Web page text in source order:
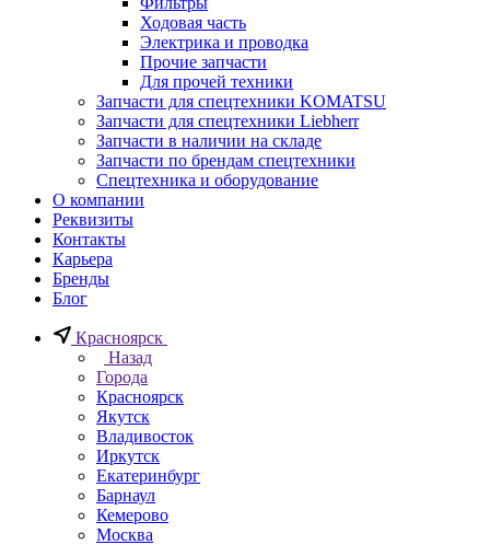
Ходовая часть
Электрика и проводка
Прочие запчасти
Для прочей техники
Запчасти для спецтехники KOMATSU
Запчасти для спецтехники Liebherr
Запчасти в наличии на складе
Запчасти по брендам спецтехники
Спецтехника и оборудование
О компании
Реквизиты
Контакты
Карьера
Бренды
Блог
Красноярск
Назад
Города
Красноярск
Якутск
Владивосток
Иркутск
Екатеринбург
Барнаул
Кемерово
Москва